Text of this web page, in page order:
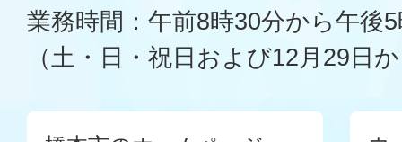
業務時間：午前8時30分から午後
（土・日・祝日および12月29日